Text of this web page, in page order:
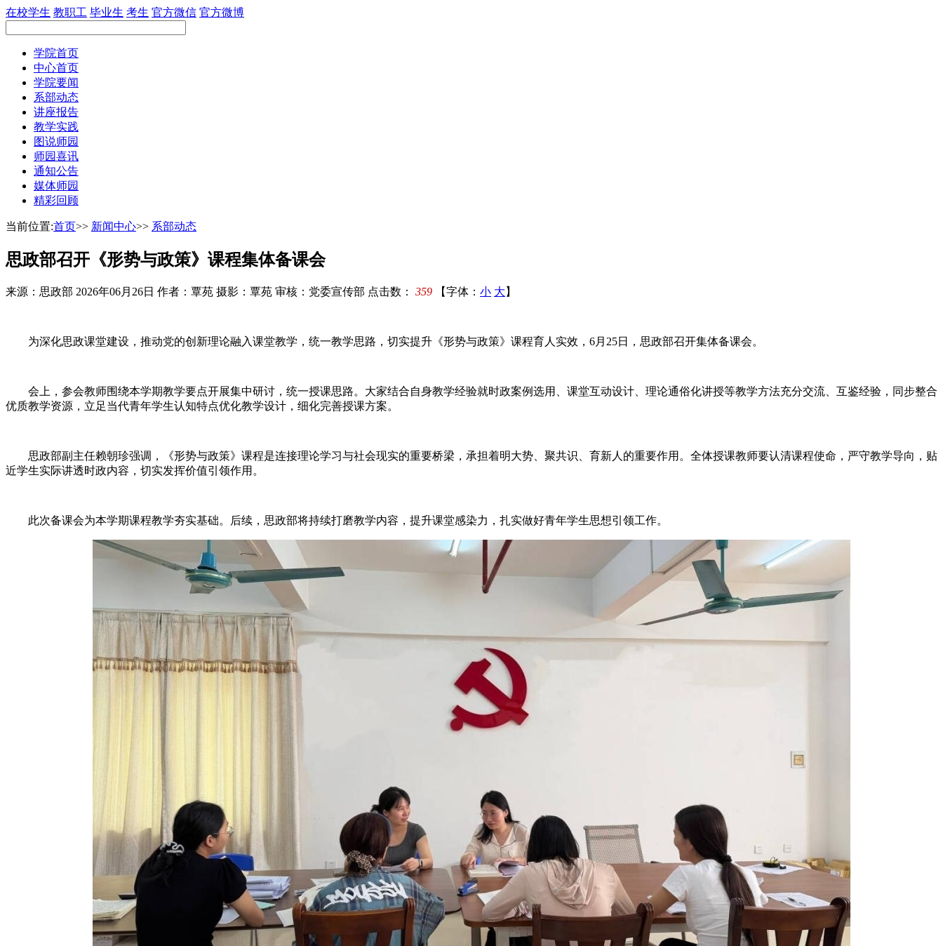
在校学生 教职工 毕业生 考生 官方微信 官方微博
学院首页
中心首页
学院要闻
系部动态
讲座报告
教学实践
图说师园
师园喜讯
通知公告
媒体师园
精彩回顾
当前位置:首页>> 新闻中心>> 系部动态
思政部召开《形势与政策》课程集体备课会
来源：思政部 2026年06月26日 作者：覃苑 摄影：覃苑 审核：党委宣传部 点击数： 359 【字体： 小 大 】
为深化思政课堂建设，推动党的创新理论融入课堂教学，统一教学思路，切实提升《形势与政策》课程育人实效，6月25日，思政部召开集体备课会。
会上，参会教师围绕本学期教学要点开展集中研讨，统一授课思路。大家结合自身教学经验就时政案例选用、课堂互动设计、理论通俗化讲授等教学方法充分交流、互鉴经验，同步整合
优质教学资源，立足当代青年学生认知特点优化教学设计，细化完善授课方案。
思政部副主任赖朝珍强调，《形势与政策》课程是连接理论学习与社会现实的重要桥梁，承担着明大势、聚共识、育新人的重要作用。全体授课教师要认清课程使命，严守教学导向，贴
近学生实际讲透时政内容，切实发挥价值引领作用。
此次备课会为本学期课程教学夯实基础。后续，思政部将持续打磨教学内容，提升课堂感染力，扎实做好青年学生思想引领工作。